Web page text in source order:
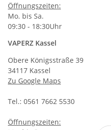
Öffnungszeiten:
Mo. bis Sa.
09:30 - 18:30Uhr
VAPERZ Kassel
Obere Königsstraße 39
34117 Kassel
Zu Google Maps
Tel.: 0561 7662 5530
Öffnungszeiten: